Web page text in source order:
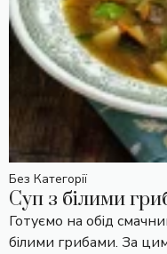
Без Категорії
Суп з білими
Готуємо на обід
білими грибами. За